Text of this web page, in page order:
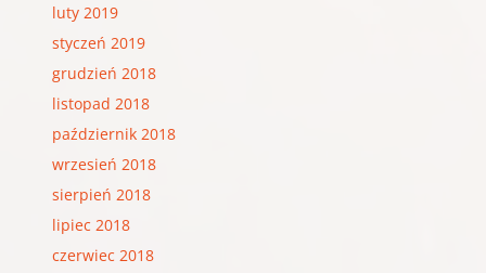
luty 2019
styczeń 2019
grudzień 2018
listopad 2018
październik 2018
wrzesień 2018
sierpień 2018
lipiec 2018
czerwiec 2018